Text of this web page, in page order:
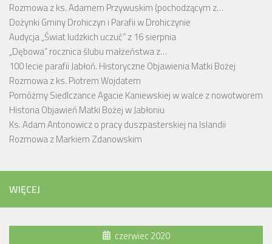
Rozmowa z ks. Adamem Przywuskim (pochodzącym z…
Dożynki Gminy Drohiczyn i Parafii w Drohiczynie
Audycja „Świat ludzkich uczuć” z 16 sierpnia
„Dębowa” rocznica ślubu małżeństwa z…
100 lecie parafii Jabłoń. Historyczne Objawienia Matki Bożej
Rozmowa z ks. Piotrem Wojdatem
Pomóżmy Siedlczance Agacie Kaniewskiej w walce z nowotworem
Historia Objawień Matki Bożej w Jabłoniu
Ks. Adam Antonowicz o pracy duszpasterskiej na Islandii
Rozmowa z Markiem Zdanowskim
WIĘCEJ
czerwiec 2020